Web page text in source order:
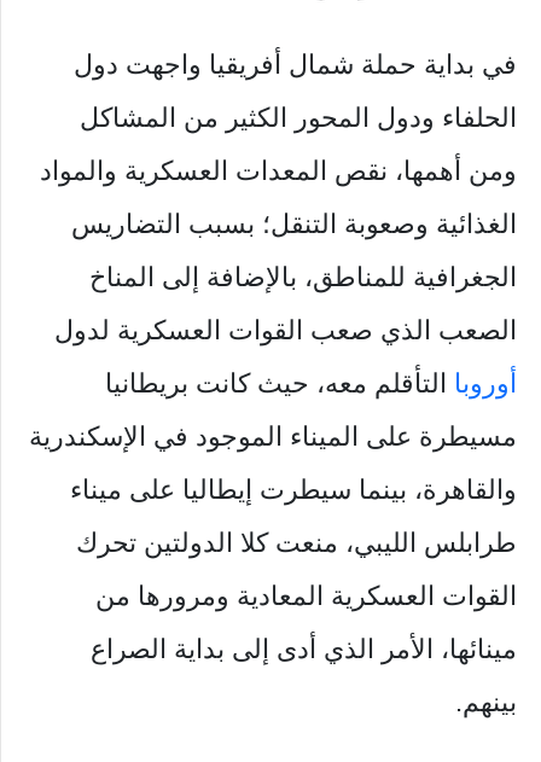
في بداية حملة شمال أفريقيا واجهت دول
الحلفاء ودول المحور الكثير من المشاكل
ومن أهمها، نقص المعدات العسكرية والمواد
الغذائية وصعوبة التنقل؛ بسبب التضاريس
الجغرافية للمناطق، بالإضافة إلى المناخ
الصعب الذي صعب القوات العسكرية لدول
أوروبا التأقلم معه، حيث كانت بريطانيا
مسيطرة على الميناء الموجود في الإسكندرية
والقاهرة، بينما سيطرت إيطاليا على ميناء
طرابلس الليبي، منعت كلا الدولتين تحرك
القوات العسكرية المعادية ومرورها من
مينائها، الأمر الذي أدى إلى بداية الصراع
بينهم.